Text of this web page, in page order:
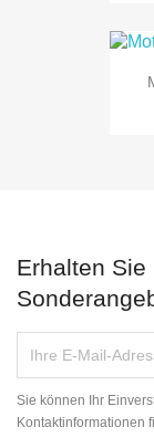
Erhalten
Sie können Ihr
Kontaktinformationen